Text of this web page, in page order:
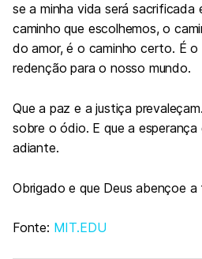
se a minha vida será sacrificada
caminho que escolhemos, o
do amor, é o caminho certo. É o
redenção para o nosso mundo.
Que a paz e a justiça
sobre o ódio. E que a esperança
adiante.
Obrigado e que Deus abençoe
Fonte: MIT.EDU